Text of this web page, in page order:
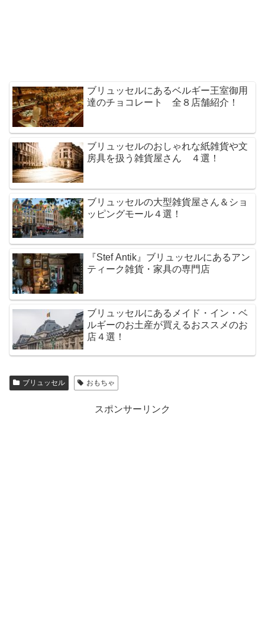
ブリュッセルにあるベルギー王室御用
達のチョコレート 全８店舗紹介！
ブリュッセルのおしゃれな紙雑貨や文
房具を扱う雑貨屋さん ４選！
ブリュッセルの大型雑貨屋さん＆ショ
ッピングモール４選！
『Stef Antik』ブリュッセルにあるアン
ティーク雑貨・家具の専門店
ブリュッセルにあるメイド・イン・ベ
ルギーのお土産が買えるおススメのお
店４選！
ブリュッセル おもちゃ
スポンサーリンク